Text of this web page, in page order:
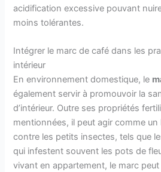
acidification excessive pouvant
moins tolérantes.
Intégrer le marc de café dans les
intérieur
En environnement domestique, le
également servir à promouvoir la
d’intérieur. Outre ses propriétés
mentionnées, il peut agir comme
contre les petits insectes, tels que
qui infestent souvent les pots de
vivant en appartement, le marc